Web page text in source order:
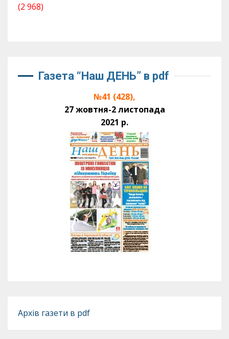
(2 968)
Газета “Наш ДЕНЬ” в pdf
№41 (428),
27 жовтня-2 листопада
2021 р.
Архів газети в pdf